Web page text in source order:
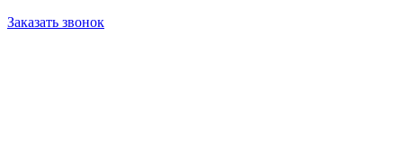
Заказать звонок